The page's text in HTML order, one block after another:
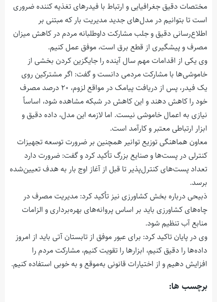
مختصات دقیق جغرافیایی و ارتباط با فیدرهای تغذیه کننده ضروری
است تا بتوانیم در مدل‌های جدید مدیریت بار که مبتنی بر
اطلاع‌رسانی دقیق و جلب مشارکت داوطلبانه مردم در کاهش میزان
مصرف و پیشگیری از قطع برق است، موفق عمل کنیم.
وی یکی از اقدامات مهم سال آینده را جایگزین کردن بخشی از
خاموشی‌ها با مشارکت مردمی دانست و گفت: اگر مشترکین روی
یک فیدر، پس از دریافت پیامک در مواقع لزوم، ۲۰ درصد مصرف
خود را کاهش دهند و این کاهش در شبکه مشاهده شود، اساساً
نیازی به اعمال خاموشی نیست. اما لازمه این مدل، داده دقیق و
ابزار ارتباطی معتبر و کارآمد است.
معاون هماهنگی توزیع توانیر همچنین بر ضرورت توسعه تجهیزات
کنترلی در پست‌ها و صنایع بزرگ تأکید کرد و گفت: ضرورت دارد
تعداد پست‌های کنترل‌پذیر تا قبل از آغاز اوج بار به هدف تعیین‌شده
برسد.
ذبیحی درباره بخش کشاورزی نیز تأکید کرد: مدیریت مصرف در
چاه‌های کشاورزی باید بر اساس پروانه‌های بهره‌برداری و الزامات
منابع آب تنظیم شود.
وی در پایان تاکید کرد: برای عبور موفق از تابستان آتی باید از امروز
داده‌ها را دقیق کنیم، ابزارها را تقویت کنیم، مشارکت مردم را
افزایش دهیم و از اختیارات قانونی به‌موقع و به خوبی استفاده کنیم.
برچسب ها: